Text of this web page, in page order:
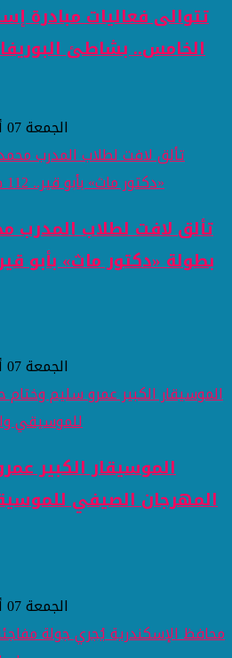
تتوالى فعاليات مبادرة
الخامس.. بشاطئ
الجمعة 07 أغسطس 2026 03:50 صباحاً
تألق لافت لطلاب المدرب
الجمعة 07 أغسطس 2026 03:04 صباحاً
الموسيقار الكبير
المهرجان الصيفي
الجمعة 07 أغسطس 2026 02:26 صباحاً